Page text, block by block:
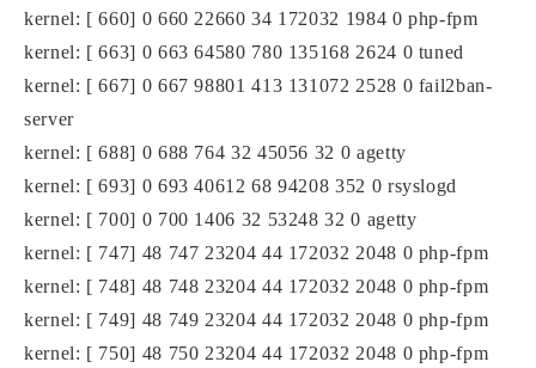
kernel: [ 660] 0 660 22660 34 172032 1984 0 php-fpm
kernel: [ 663] 0 663 64580 780 135168 2624 0 tuned
kernel: [ 667] 0 667 98801 413 131072 2528 0 fail2ban-
server
kernel: [ 688] 0 688 764 32 45056 32 0 agetty
kernel: [ 693] 0 693 40612 68 94208 352 0 rsyslogd
kernel: [ 700] 0 700 1406 32 53248 32 0 agetty
kernel: [ 747] 48 747 23204 44 172032 2048 0 php-fpm
kernel: [ 748] 48 748 23204 44 172032 2048 0 php-fpm
kernel: [ 749] 48 749 23204 44 172032 2048 0 php-fpm
kernel: [ 750] 48 750 23204 44 172032 2048 0 php-fpm